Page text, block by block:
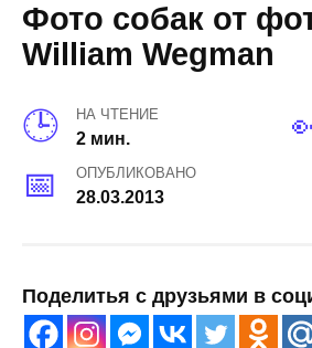
Фото собак от
William Wegman
НА ЧТЕНИЕ
2 мин.
ОПУБЛИКОВАНО
28.03.2013
Поделитья с друзьями в